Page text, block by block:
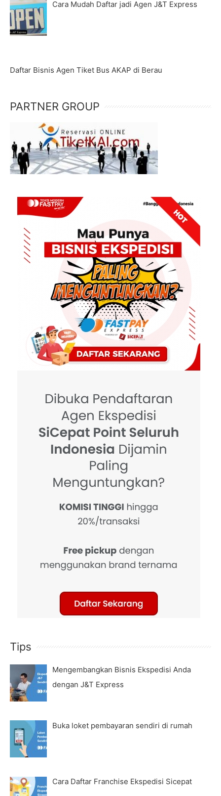
Cara Mudah Daftar jadi Agen J&T Express
Daftar Bisnis Agen Tiket Bus AKAP di Berau
PARTNER GROUP
Tips
Mengembangkan Bisnis Ekspedisi Anda
dengan J&T Express
Buka loket pembayaran sendiri di rumah
Cara Daftar Franchise Ekspedisi Sicepat